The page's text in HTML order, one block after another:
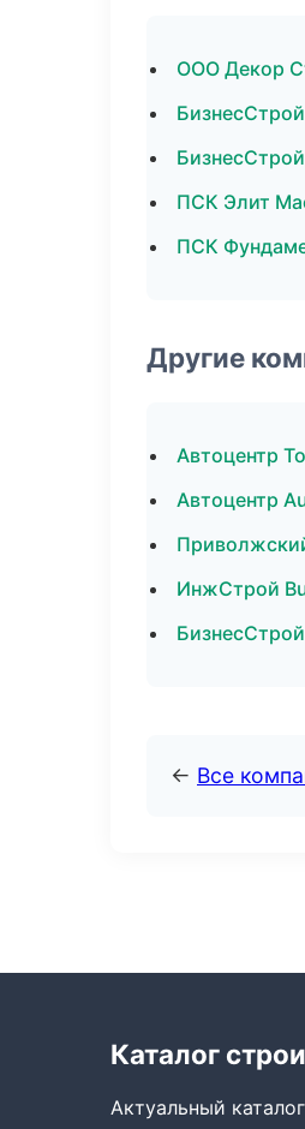
ООО Декор
ПСК Элит
ПСК
Другие
Автоцентр
Автоцентр
ИнжСтрой
← Все
Каталог
Актуальный